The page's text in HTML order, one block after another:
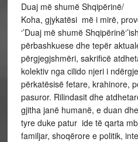
Duaj më shumë Shqipërinë/
Koha, gjykatësi më i mirë,
‘’Duaj më shumë
përbashkuese dhe tepër
përgjegjshmëri, sakrificë
kolektiv nga cilido njeri i
përkatësisë fetare, krahinore,
pasuror. Rilindasit dhe
gjitha janë humanë, e duan
tyre duke patur ide të qarta
familjar, shoqërore e politik,